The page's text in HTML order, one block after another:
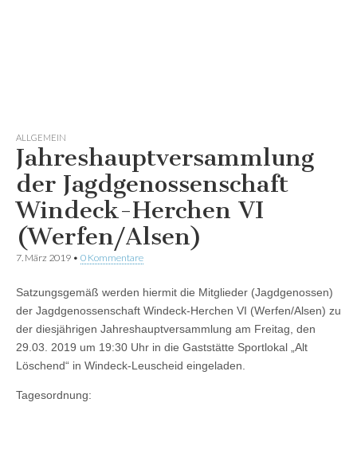
ALLGEMEIN
Jahreshauptversammlung
der Jagdgenossenschaft
Windeck-Herchen VI
(Werfen/Alsen)
7. März 2019 • 0 Kommentare
Satzungsgemäß werden hiermit die Mitglieder (Jagdgenossen)
der Jagdgenossenschaft Windeck-Herchen VI (Werfen/Alsen) zu
der diesjährigen Jahreshauptversammlung am Freitag, den
29.03. 2019 um 19:30 Uhr in die Gaststätte Sportlokal „Alt
Löschend“ in Windeck-Leuscheid eingeladen.
Tagesordnung: